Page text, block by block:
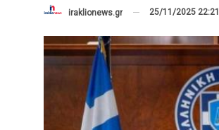
iraklionews.gr 25/11/2025 22:21